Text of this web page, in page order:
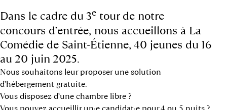
Dans le cadre du 3e tour de notre
concours d’entrée, nous accueillons à La
Comédie de Saint-Étienne, 40 jeunes du 16
au 20 juin 2025.
Nous souhaitons leur proposer une solution
d’hébergement gratuite.
Vous disposez d’une chambre libre ?